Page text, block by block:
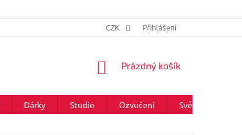
CZK Přihlášení
NÁKUPNÍ
Prázdný košík
Dárky Studio Ozvučení Světla